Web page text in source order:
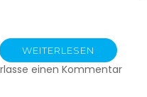
WEITERLESEN
einen Kommentarzu